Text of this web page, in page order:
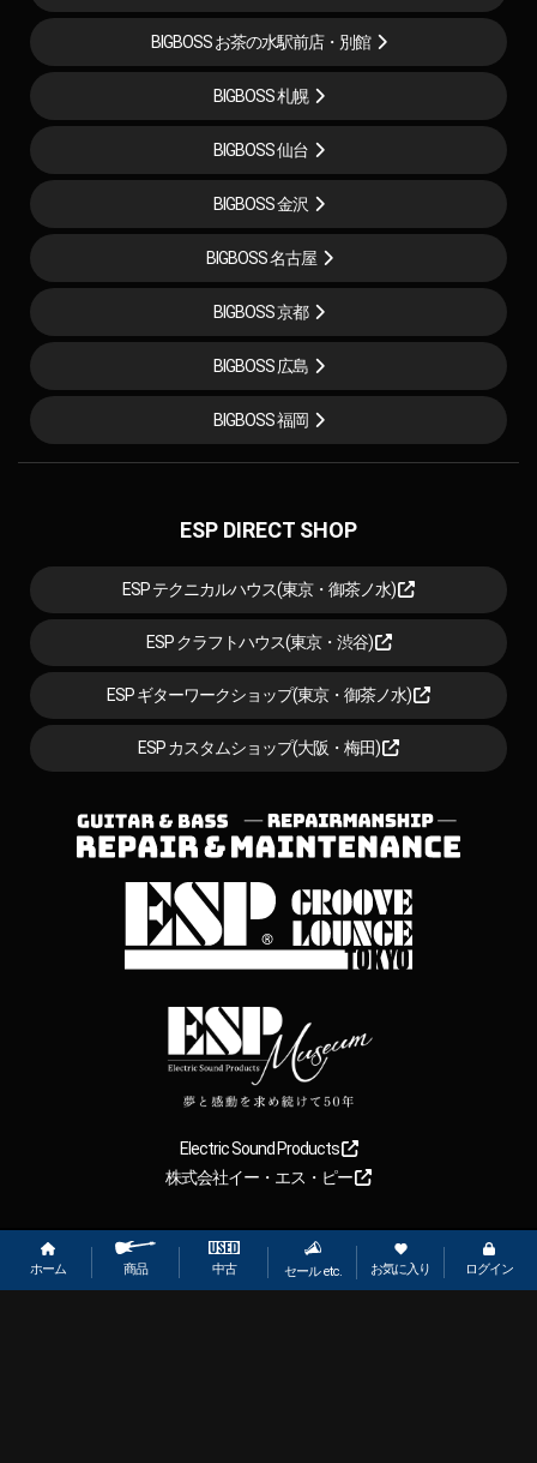
ホーム 商品 中古 セール etc. お気に入り ログイン
BIGBOSS お茶の水駅前店・別館
BIGBOSS 札幌
BIGBOSS 仙台
BIGBOSS 金沢
BIGBOSS 名古屋
BIGBOSS 京都
BIGBOSS 広島
BIGBOSS 福岡
ESP DIRECT SHOP
ESP テクニカルハウス(東京・御茶ノ水)
ESP クラフトハウス(東京・渋谷)
ESP ギターワークショップ(東京・御茶ノ水)
ESP カスタムショップ(大阪・梅田)
Electric Sound Products
株式会社イー・エス・ピー
Copyright 2026【ESP直営】BIGBOSS オンラインマーケット(ギター＆
ベース). All rights reserved.